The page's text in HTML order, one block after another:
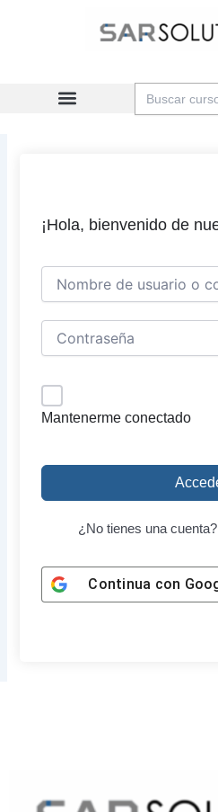
Buscar:
¡Hola, bienvenido de
Mantenerme conectado
¿No tienes una cuenta?
Continua con